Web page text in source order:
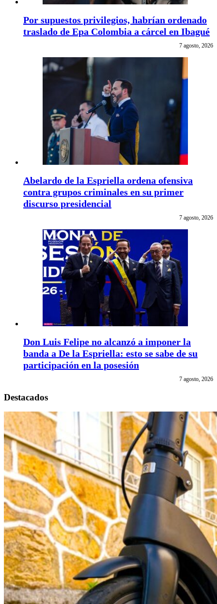
Por supuestos privilegios, habrían ordenado
traslado de Epa Colombia a cárcel en Ibagué
7 agosto, 2026
Abelardo de la Espriella ordena ofensiva
contra grupos criminales en su primer
discurso presidencial
7 agosto, 2026
Don Luis Felipe no alcanzó a imponer la
banda a De la Espriella: esto se sabe de su
participación en la posesión
7 agosto, 2026
Destacados